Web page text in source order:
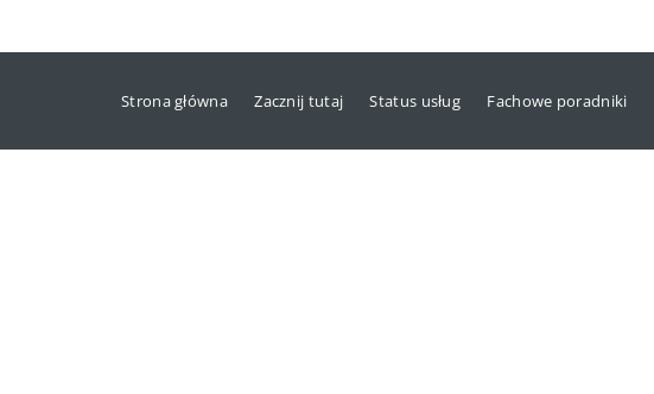
Strona główna Zacznij tutaj Status usług Fachowe poradniki